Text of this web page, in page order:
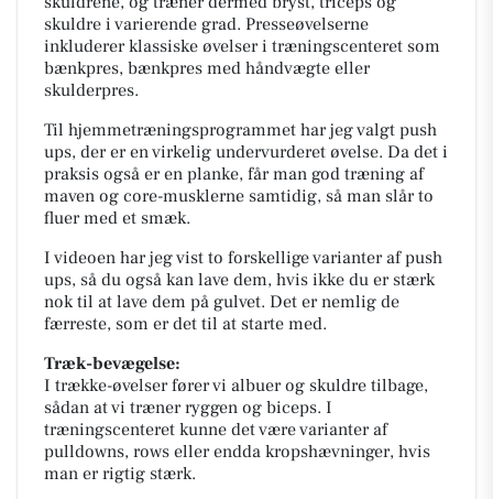
skuldre i varierende grad. Presseøvelserne
inkluderer klassiske øvelser i træningscenteret som
bænkpres, bænkpres med håndvægte eller
skulderpres.
Til hjemmetræningsprogrammet har jeg valgt push
ups, der er en virkelig undervurderet øvelse. Da det i
praksis også er en planke, får man god træning af
maven og core-musklerne samtidig, så man slår to
fluer med et smæk.
I videoen har jeg vist to forskellige varianter af push
ups, så du også kan lave dem, hvis ikke du er stærk
nok til at lave dem på gulvet. Det er nemlig de
færreste, som er det til at starte med.
Træk-bevægelse:
I trække-øvelser fører vi albuer og skuldre tilbage,
sådan at vi træner ryggen og biceps. I
træningscenteret kunne det være varianter af
pulldowns, rows eller endda kropshævninger, hvis
man er rigtig stærk.